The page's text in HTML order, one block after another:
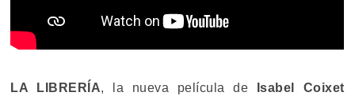
LA LIBRERÍA, la nueva película de
Isabel Coixet